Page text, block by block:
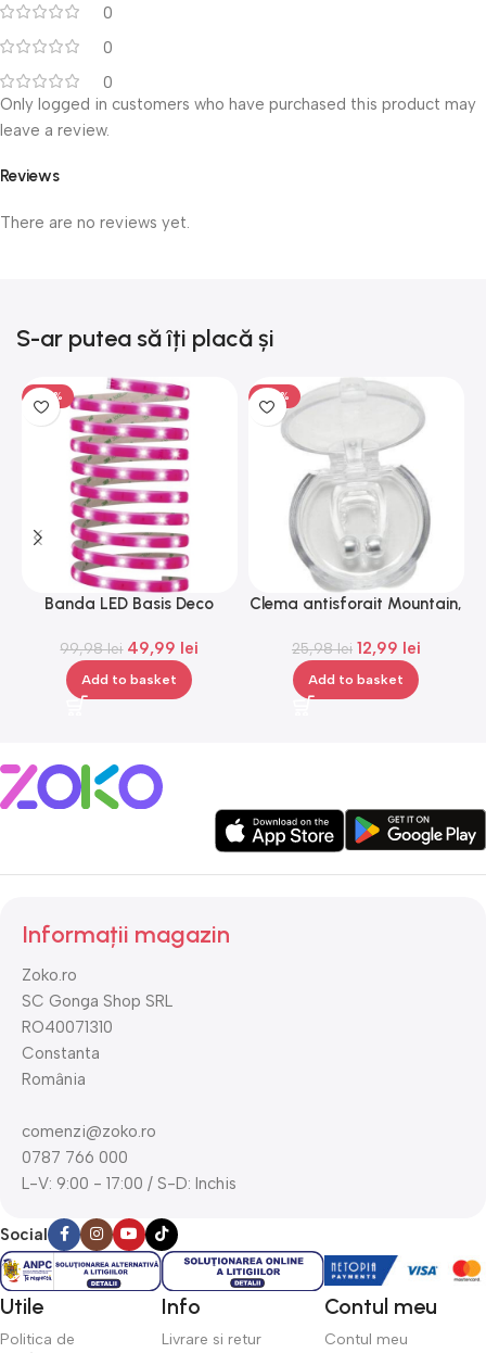
0
0
0
Reviews
There are no reviews yet.
Only logged in customers who have purchased this product may
leave a review.
S-ar putea să îți placă și
-50%
Banda LED Basis Deco
cm
99,98lei 49,99 lei
Add to basket
-50%
Clema antisforait Mountain,
25,98lei 12,99 lei
Add to basket
Informații magazin
Zoko.ro
SC Gonga Shop SRL
RO40071310
Constanta
România
comenzi@zoko.ro
0787 766 000
L-V: 9:00 - 17:00 / S-D: Inchis
Social
Utile
Politica de
Info
Livrare si retur
Contul meu
Contul meu